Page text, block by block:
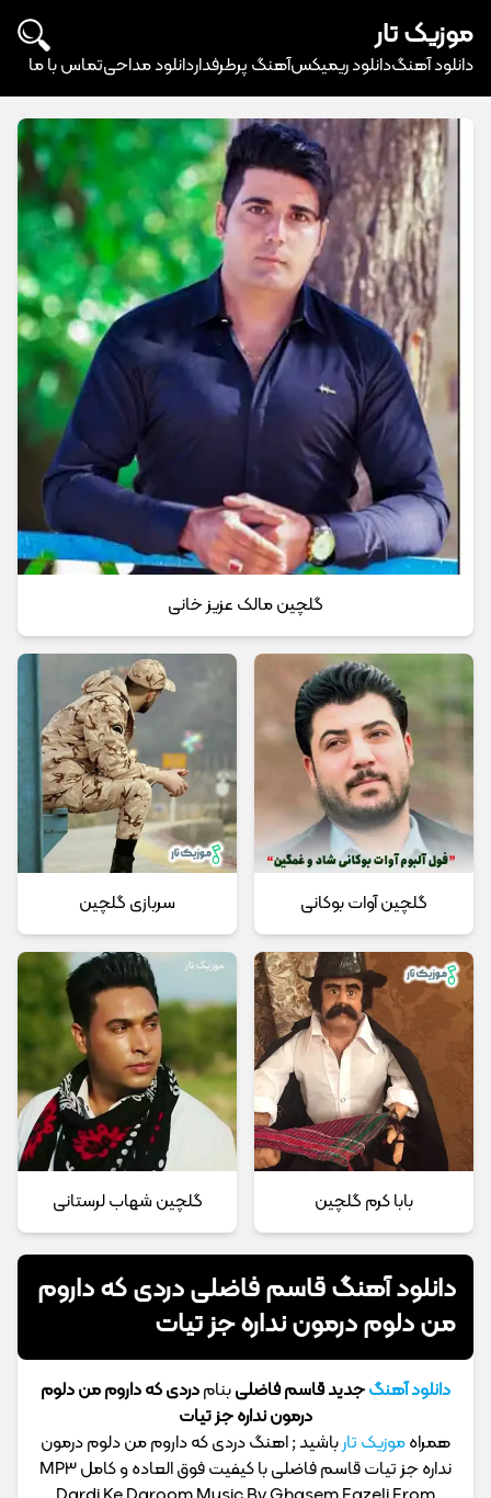
موزیک تار
دانلود آهنگدانلود ریمیکسآهنگ پرطرفداردانلود مداحیتماس با ما
گلچین مالک عزیز خانی
گلچین آوات بوکانی سربازی گلچین
بابا کرم گلچین گلچین شهاب لرستانی
دانلود آهنگ قاسم فاضلی دردی که داروم
من دلوم درمون نداره جز تیات
دانلود آهنگجدید قاسم فاضلیبنامدردی که داروم من دلوم
درمون نداره جز تیات
همراهموزیک تارباشید ; اهنگ دردی که داروم من دلوم درمون
نداره جز تیات قاسم فاضلی با کیفیت فوق العاده و کامل MP3